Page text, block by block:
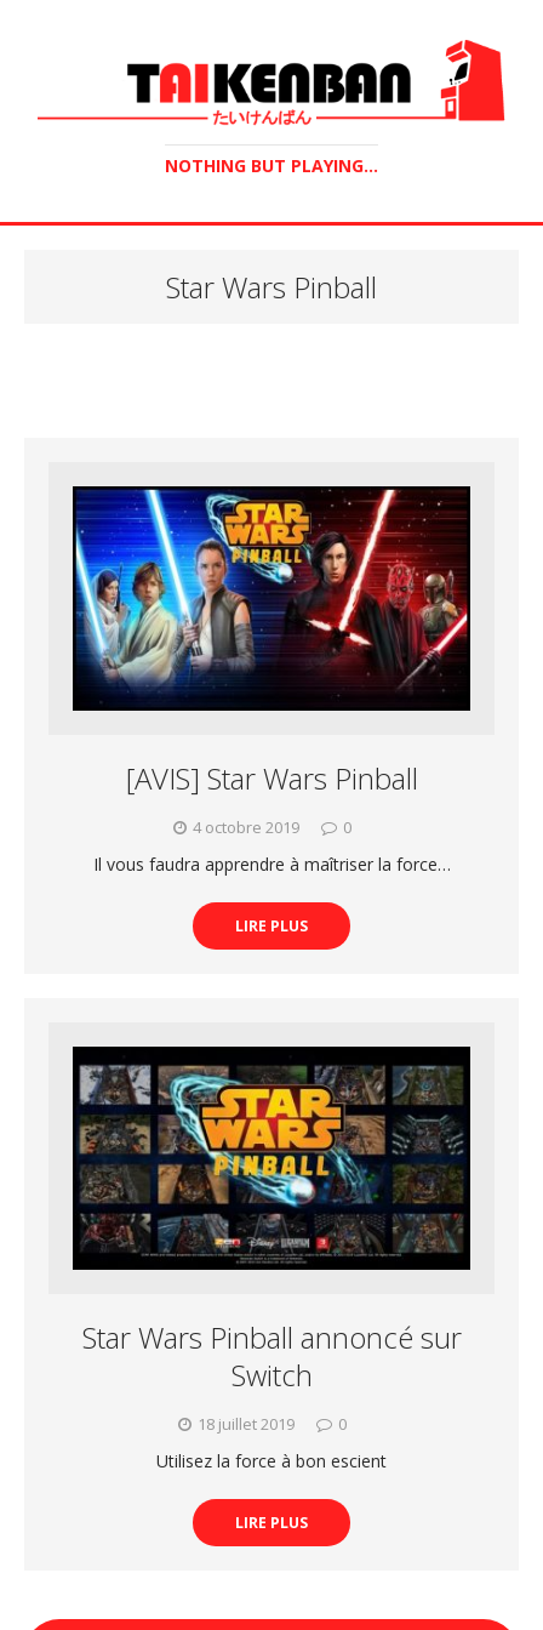
NOTHING BUT PLAYING...
Star Wars Pinball
[AVIS] Star Wars Pinball
4 octobre 2019 0
Il vous faudra apprendre à maîtriser la force…
LIRE PLUS
Star Wars Pinball annoncé sur
Switch
18 juillet 2019 0
Utilisez la force à bon escient
LIRE PLUS